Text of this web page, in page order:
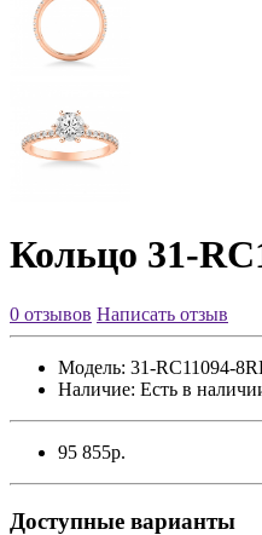
Кольцо 31-
0 отзывов Написать отзыв
Модель: 31-RC11094-
Наличие: Есть в
95 855р.
Доступные варианты